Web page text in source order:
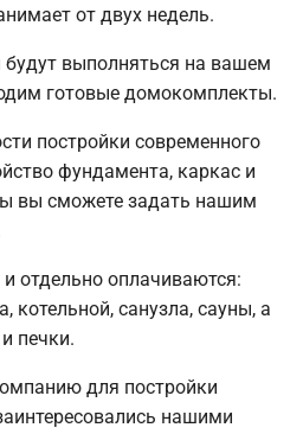
от двух недель.
выполняться на вашем
готовые домокомплекты.
постройки современного
фундамента, каркас и
вы сможете задать нашим
отдельно оплачиваются:
котельной, санузла, сауны, а
печки.
для постройки
нашими